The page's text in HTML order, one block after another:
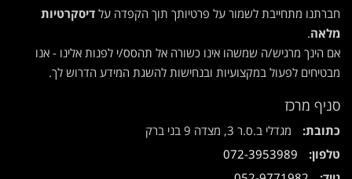
חברתנו מתחייבת לשמור על פרטיותך תוך הקפדה על דיסקרטיות
מלאה.
אם הינך מרגיש/ה שמשהו אינו כשורה אל תהסס/י לפנות אלינו - אנו
מבטיחים לפעול במקצועיות ובנחישות להשגת המידע הדרוש לך.
סניף מרכז
כתובת:
מגדלי ב.ס.ר 3, מצדה 9 בני ברק
טלפון:
072-3953989